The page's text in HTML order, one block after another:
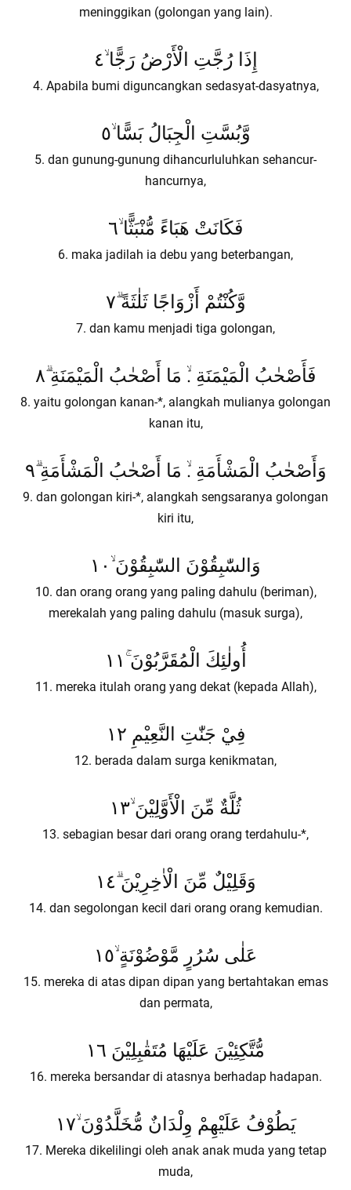
meninggikan (golongan yang lain).
إِذَا رُجَّتِ الْأَرْضُ رَجًّا ۙ٤
4. Apabila bumi diguncangkan sedasyat-dasyatnya,
وَّبُسَّتِ الْجِبَالُ بَسًّا ۙ٥
5. dan gunung-gunung dihancurluluhkan sehancur-
hancurnya,
فَكَانَتْ هَبَاءً مُّنْبَثًّا ۙ٦
6. maka jadilah ia debu yang beterbangan,
وَّكُنْتُمْ أَزْوَاجًا ثَلٰثَةً ۗ٧
7. dan kamu menjadi tiga golongan,
فَأَصْحٰبُ الْمَيْمَنَةِ .ۙ مَا أَصْحٰبُ الْمَيْمَنَةِ ۗ٨
8. yaitu golongan kanan-*, alangkah mulianya golongan
kanan itu,
وَأَصْحٰبُ الْمَشْأَمَةِ .ۙ مَا أَصْحٰبُ الْمَشْأَمَةِ ۗ٩
9. dan golongan kiri-*, alangkah sengsaranya golongan
kiri itu,
وَالسّٰبِقُوْنَ السّٰبِقُوْنَ ۙ١٠
10. dan orang orang yang paling dahulu (beriman),
merekalah yang paling dahulu (masuk surga),
أُولٰئِكَ الْمُقَرَّبُوْنَ ۚ١١
11. mereka itulah orang yang dekat (kepada Allah),
فِيْ جَنّٰتِ النَّعِيْمِ ١٢
12. berada dalam surga kenikmatan,
ثُلَّةٌ مِّنَ الْأَوَّلِيْنَ ۙ١٣
13. sebagian besar dari orang orang terdahulu-*,
وَقَلِيْلٌ مِّنَ الْاٰخِرِيْنَ ۗ١٤
14. dan segolongan kecil dari orang orang kemudian.
عَلٰى سُرُرٍ مَّوْضُوْنَةٍ ۙ١٥
15. mereka di atas dipan dipan yang bertahtakan emas
dan permata,
مُّتَّكِئِيْنَ عَلَيْهَا مُتَقٰبِلِيْنَ ١٦
16. mereka bersandar di atasnya berhadap hadapan.
يَطُوْفُ عَلَيْهِمْ وِلْدَانٌ مُّخَلَّدُوْنَ ۙ١٧
17. Mereka dikelilingi oleh anak anak muda yang tetap
muda,